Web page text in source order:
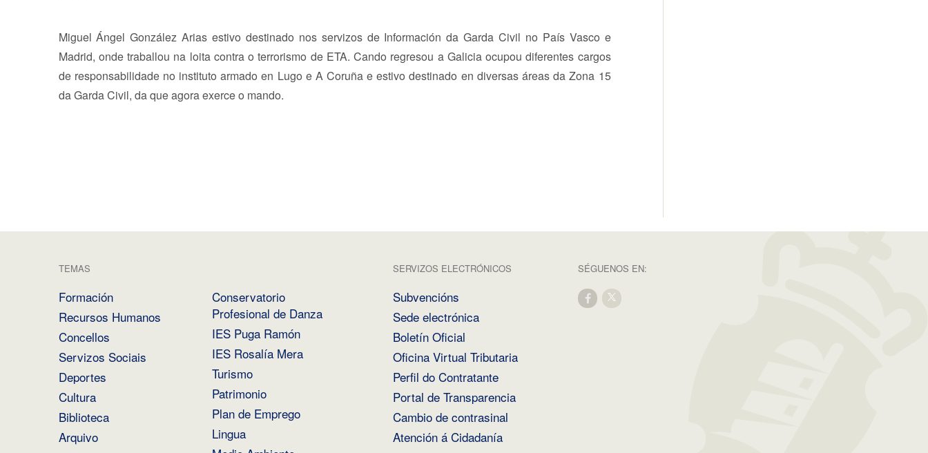
Miguel Ángel González Arias estivo destinado nos servizos de Información da Garda Civil no País Vasco e
Madrid, onde traballou na loita contra o terrorismo de ETA. Cando regresou a Galicia ocupou diferentes cargos
de responsabilidade no instituto armado en Lugo e A Coruña e estivo destinado en diversas áreas da Zona 15
da Garda Civil, da que agora exerce o mando.
TEMAS
Formación
Recursos Humanos
Concellos
Servizos Sociais
Deportes
Cultura
Biblioteca
Arquivo
Conservatorio
Profesional de Danza
IES Puga Ramón
IES Rosalía Mera
Turismo
Patrimonio
Plan de Emprego
Lingua
SERVIZOS ELECTRÓNICOS
Subvencións
Sede electrónica
Boletín Oficial
Oficina Virtual Tributaria
Perfil do Contratante
Portal de Transparencia
Cambio de contrasinal
Atención á Cidadanía
SÉGUENOS EN: